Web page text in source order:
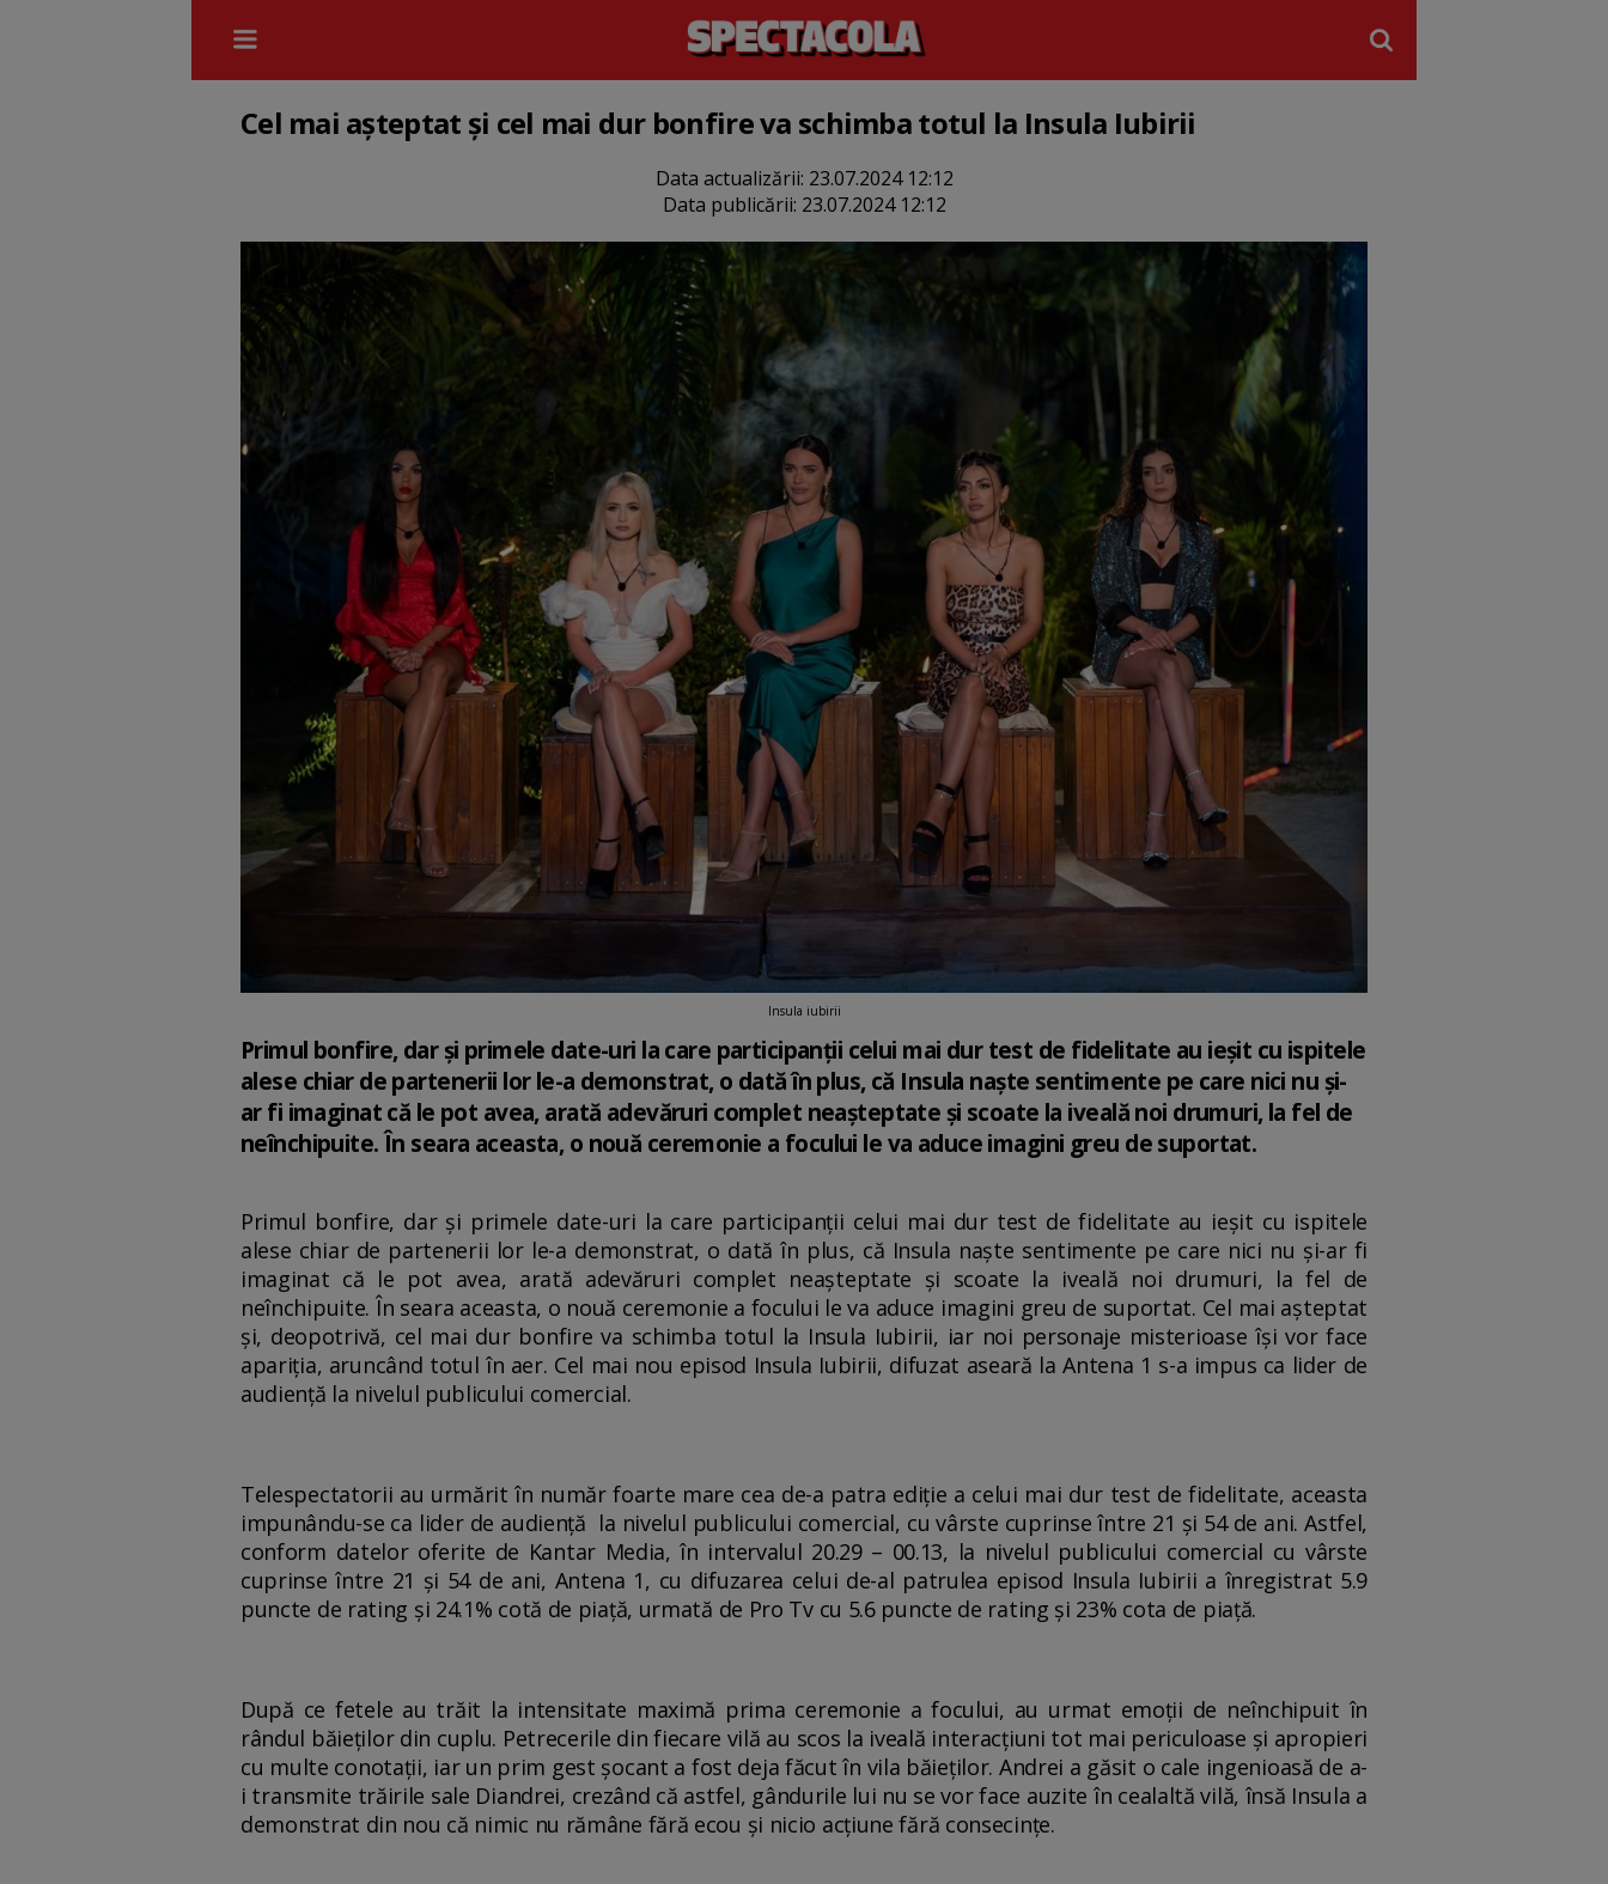
Cel mai așteptat şi cel mai dur bonfire va schimba totul la Insula Iubirii
Data actualizării: 23.07.2024 12:12
Data publicării: 23.07.2024 12:12
Insula iubirii
Primul bonfire, dar şi primele date-uri la care participanţii celui mai dur test de fidelitate au ieşit cu ispitele
alese chiar de partenerii lor le-a demonstrat, o dată în plus, că Insula naşte sentimente pe care nici nu şi-
ar fi imaginat că le pot avea, arată adevăruri complet neaşteptate şi scoate la iveală noi drumuri, la fel de
neînchipuite. În seara aceasta, o nouă ceremonie a focului le va aduce imagini greu de suportat.
Primul bonfire, dar şi primele date-uri la care participanţii celui mai dur test de fidelitate au ieşit cu ispitele
alese chiar de partenerii lor le-a demonstrat, o dată în plus, că Insula naşte sentimente pe care nici nu şi-ar fi
imaginat că le pot avea, arată adevăruri complet neaşteptate şi scoate la iveală noi drumuri, la fel de
neînchipuite. În seara aceasta, o nouă ceremonie a focului le va aduce imagini greu de suportat. Cel mai aşteptat
şi, deopotrivă, cel mai dur bonfire va schimba totul la Insula Iubirii, iar noi personaje misterioase îşi vor face
apariţia, aruncând totul în aer. Cel mai nou episod Insula Iubirii, difuzat aseară la Antena 1 s-a impus ca lider de
audienţă la nivelul publicului comercial.
Telespectatorii au urmărit în număr foarte mare cea de-a patra ediţie a celui mai dur test de fidelitate, aceasta
impunându-se ca lider de audienţă la nivelul publicului comercial, cu vârste cuprinse între 21 şi 54 de ani. Astfel,
conform datelor oferite de Kantar Media, în intervalul 20.29 – 00.13, la nivelul publicului comercial cu vârste
cuprinse între 21 şi 54 de ani, Antena 1, cu difuzarea celui de-al patrulea episod Insula Iubirii a înregistrat 5.9
puncte de rating şi 24.1% cotă de piaţă, urmată de Pro Tv cu 5.6 puncte de rating şi 23% cota de piaţă.
După ce fetele au trăit la intensitate maximă prima ceremonie a focului, au urmat emoţii de neînchipuit în
rândul băieţilor din cuplu. Petrecerile din fiecare vilă au scos la iveală interacţiuni tot mai periculoase şi apropieri
cu multe conotaţii, iar un prim gest şocant a fost deja făcut în vila băieţilor. Andrei a găsit o cale ingenioasă de a-
i transmite trăirile sale Diandrei, crezând că astfel, gândurile lui nu se vor face auzite în cealaltă vilă, însă Insula a
demonstrat din nou că nimic nu rămâne fără ecou şi nicio acţiune fără consecinţe.